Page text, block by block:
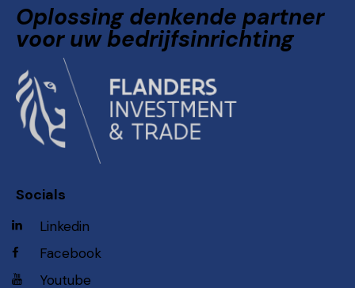
met ons modulair constructiesysteem.
Oplossing denkende partner
voor uw bedrijfsinrichting
Socials
Linkedin
Facebook
Youtube